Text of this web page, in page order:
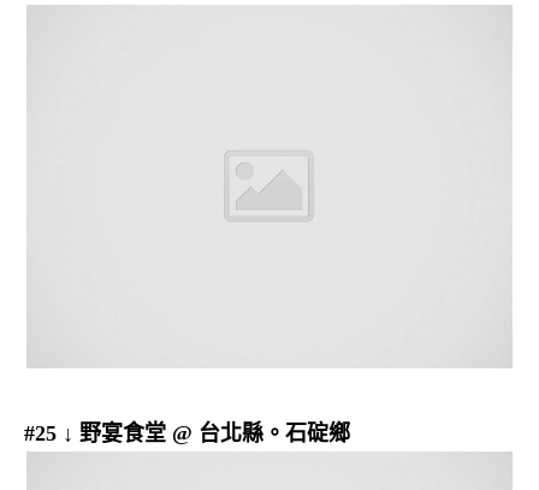
#25 ↓ 野宴食堂 @ 台北縣。石碇鄉